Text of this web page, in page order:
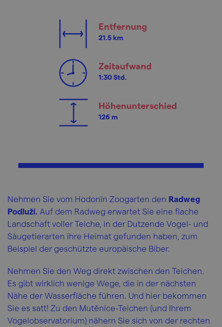
Entfernung
21.5 km
Zeitaufwand
1:30 Std.
Höhenunterschied
126 m
Nehmen Sie vom Hodonín Zoogarten den Radweg
Podluží. Auf dem Radweg erwartet Sie eine flache
Landschaft voller Teiche, in der Dutzende Vogel- und
Säugetierarten ihre Heimat gefunden haben, zum
Beispiel der geschützte europäische Biber.
Nehmen Sie den Weg direkt zwischen den Teichen.
Es gibt wirklich wenige Wege, die in der nächsten
Nähe der Wasserfläche führen. Und hier bekommen
Sie es satt! Zu den Mutěnice-Teichen (und Ihrem
Vogelobservatorium) nähern Sie sich von der rechten